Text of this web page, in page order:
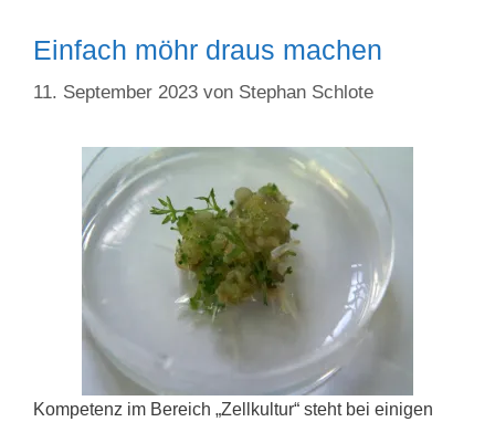
Einfach möhr draus machen
11. September 2023 von Stephan Schlote
Kompetenz im Bereich „Zellkultur“ steht bei einigen